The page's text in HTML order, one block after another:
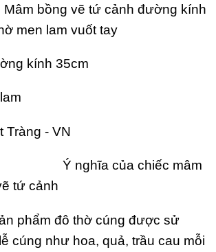
Mâm bồng vẽ tứ cảnh đường kính
men lam vuốt tay
kính 35cm
Tràng - VN
của chiếc mâm
tứ cảnh
phẩm đô thờ cúng được sử
cúng như hoa, quả, trầu cau mỗi